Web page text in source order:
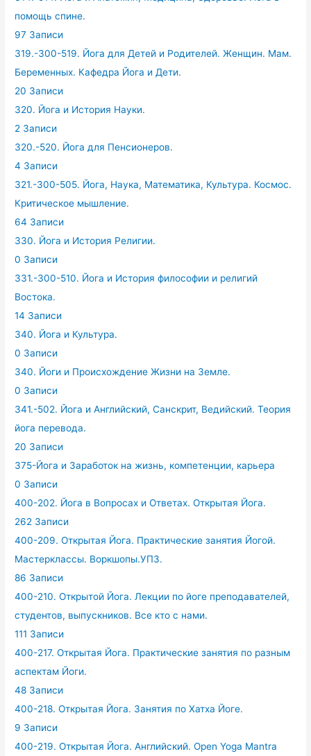
помощь спине.
97 Записи
319.-300-519. Йога для Детей и Родителей. Женщин. Мам.
Беременных. Кафедра Йога и Дети.
20 Записи
320. Йога и История Науки.
2 Записи
320.-520. Йога для Пенсионеров.
4 Записи
321.-300-505. Йога, Наука, Математика, Культура. Космос.
Критическое мышление.
64 Записи
330. Йога и История Религии.
0 Записи
331.-300-510. Йога и История философии и религий
Востока.
14 Записи
340. Йога и Культура.
0 Записи
340. Йоги и Происхождение Жизни на Земле.
0 Записи
341.-502. Йога и Английский, Санскрит, Ведийский. Теория
йога перевода.
20 Записи
375-Йога и Заработок на жизнь, компетенции, карьера
0 Записи
400-202. Йога в Вопросах и Ответах. Открытая Йога.
262 Записи
400-209. Открытая Йога. Практические занятия Йогой.
Мастерклассы. Воркшопы.УПЗ.
86 Записи
400-210. Открытой Йога. Лекции по йоге преподавателей,
студентов, выпускников. Все кто с нами.
111 Записи
400-217. Открытая Йога. Практические занятия по разным
аспектам Йоги.
48 Записи
400-218. Открытая Йога. Занятия по Хатха Йоге.
9 Записи
400-219. Открытая Йога. Английский. Open Yoga Mantra